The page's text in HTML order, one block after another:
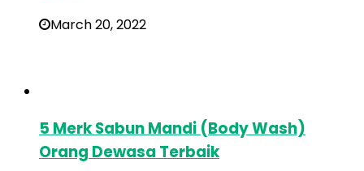
March 20, 2022
5 Merk Sabun Mandi (Body Wash)
Orang Dewasa Terbaik